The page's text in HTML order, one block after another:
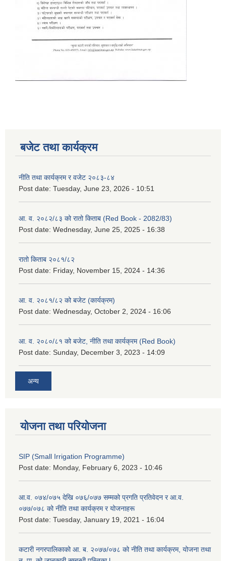
बजेट तथा कार्यक्रम
नीति तथा कार्यक्रम र वजेट २०८३-८४
Post date: Tuesday, June 23, 2026 - 10:51
आ. व. २०८२/८३ को रातो किताब (Red Book - 2082/83)
Post date: Wednesday, June 25, 2025 - 16:38
रातो किताब २०८१/८२
Post date: Friday, November 15, 2024 - 14:36
आ. व. २०८१/८२ को बजेट (कार्यक्रम)
Post date: Wednesday, October 2, 2024 - 16:06
आ. व. २०८०/८१ को बजेट, नीति तथा कार्यक्रम (Red Book)
Post date: Sunday, December 3, 2023 - 14:09
अन्य
योजना तथा परियोजना
SIP (Small Irrigation Programme)
Post date: Monday, February 6, 2023 - 10:46
आ.व. ०७४/०७५ देखि ०७६/०७७ सम्मको प्रगति प्रतिवेदन र आ.व.
०७७/०७८ को नीति तथा कार्यक्रम र योजनाहरू
Post date: Tuesday, January 19, 2021 - 16:04
कटारी नगरपालिकाको आ. ब. २०७७/०७८ को नीति तथा कार्यक्रम, योजना तथा